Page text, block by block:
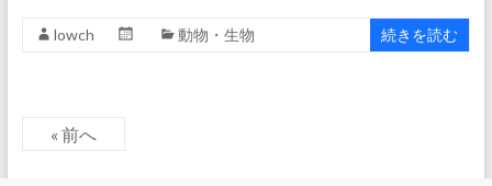
lowch 動物・生物 続きを読む
« 前へ